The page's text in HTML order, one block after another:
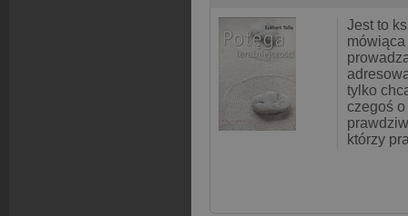
Jest to
tylko
czegoś
którzy